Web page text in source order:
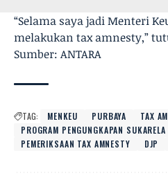
“Selama saya jadi Menteri
melakukan tax amnesty,”
Sumber: ANTARA
TAG: MENKEU PURBAYA
TAX
PROGRAM PENGUNGKAPAN SUKARELA
PEMERIKSAAN TAX AMNESTY
DJP